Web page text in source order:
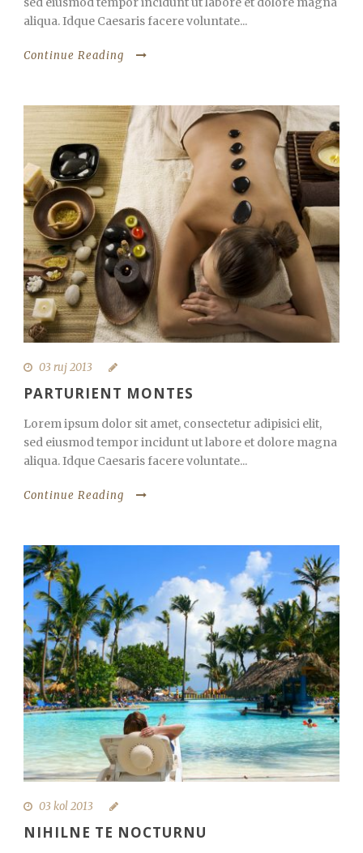
aliqua. Idque Caesaris facere voluntate...
Continue Reading
03 ruj 2013
PARTURIENT MONTES
Lorem ipsum dolor sit amet, consectetur adipisici elit,
sed eiusmod tempor incidunt ut labore et dolore magna
aliqua. Idque Caesaris facere voluntate...
Continue Reading
03 kol 2013
NIHILNE TE NOCTURNU